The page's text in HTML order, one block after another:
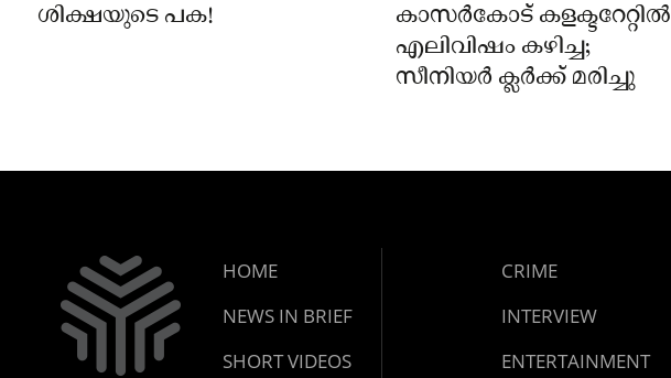
ശിക്ഷയുടെ പക!
കാസർകോട് കളക്ടറേറ്റിൽ
എലിവിഷം കഴിച്ച;
സീനിയർ ക്ലർക്ക് മരിച്ചു
HOME
NEWS IN BRIEF
SHORT VIDEOS
CRIME
INTERVIEW
ENTERTAINMENT